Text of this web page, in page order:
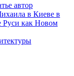
автор
в Киеве в
Руси как Новом